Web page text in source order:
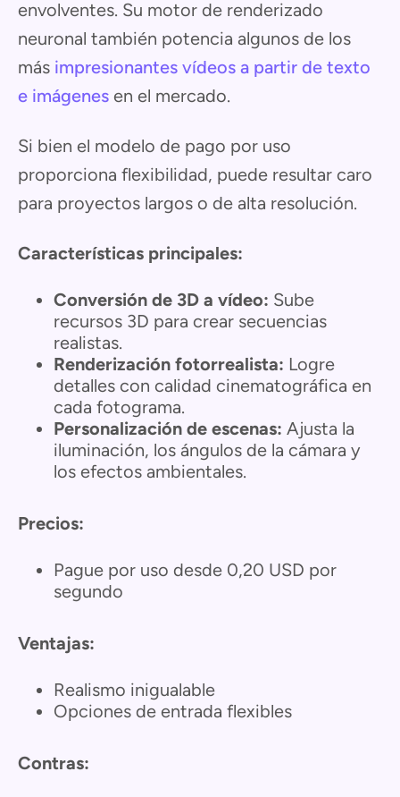
envolventes. Su motor de renderizado
neuronal también potencia algunos de los
más impresionantes vídeos a partir de texto
e imágenes en el mercado.
Si bien el modelo de pago por uso
proporciona flexibilidad, puede resultar caro
para proyectos largos o de alta resolución.
Características principales:
Conversión de 3D a vídeo: Sube
recursos 3D para crear secuencias
realistas.
Renderización fotorrealista: Logre
detalles con calidad cinematográfica en
cada fotograma.
Personalización de escenas: Ajusta la
iluminación, los ángulos de la cámara y
los efectos ambientales.
Precios:
Pague por uso desde 0,20 USD por
segundo
Ventajas:
Realismo inigualable
Opciones de entrada flexibles
Contras: